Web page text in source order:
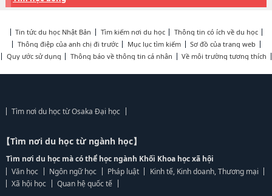
Tin tức du học Nhật Bản Tìm kiếm nơi du học
Thông tin có ích về du học
Thông điệp của anh chị đi trước
Mục lục tìm kiếm
Sơ đồ của trang web
Quy ước sử dụng
Thông báo về thông tin cá nhân Về môi trường tương thích
Tìm nơi du học từ Osaka Đại học
【Tìm nơi du học từ ngành học】
Tìm nơi du học mà có thể học ngành Khối Khoa học xã hội
Văn học
Ngôn ngữ học Pháp luật
Kinh tế, Kinh doanh, Thương mại
Xã hội học
Quan hệ quốc tế